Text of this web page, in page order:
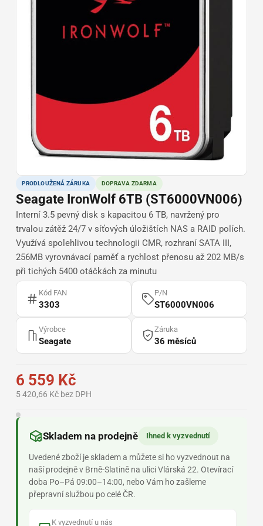
PRODLOUŽENÁ ZÁRUKA DOPRAVA ZDARMA
Seagate IronWolf 6TB (ST6000VN006)
Interní 3.5 pevný disk s kapacitou 6 TB, navržený pro
trvalou zátěž 24/7 v síťových úložištích NAS a RAID polích.
Využívá spolehlivou technologii CMR, rozhraní SATA III,
256MB vyrovnávací paměť a rychlost přenosu až 202 MB/s
při tichých 5400 otáčkách za minutu
Kód FAN
3303
P/N
ST6000VN006
Výrobce
Seagate
Záruka
36 měsíců
6 559 Kč
5 420,66 Kč bez DPH
Skladem na prodejně Ihned k vyzvednutí
Uvedené zboží je skladem a můžete si ho vyzvednout na
naší prodejně v Brně-Slatině na ulici Vlárská 22. Otevírací
doba Po–Pá 09:00–14:00, nebo Vám ho zašleme
přepravní službou po celé ČR.
K vyzvednutí u nás